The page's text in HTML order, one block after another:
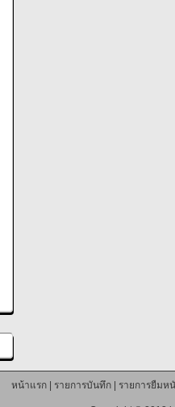
หน้าแรก| รายการบันทึก| รายการยืมห